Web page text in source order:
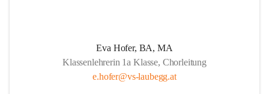
Eva Hofer, BA, MA
Klassenlehrerin 1a Klasse, Chorleitung
e.hofer@vs-laubegg.at